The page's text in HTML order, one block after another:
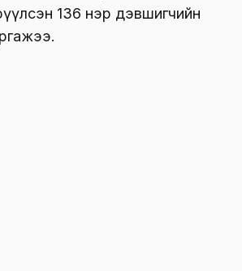
136 нэр дэвшигчийн